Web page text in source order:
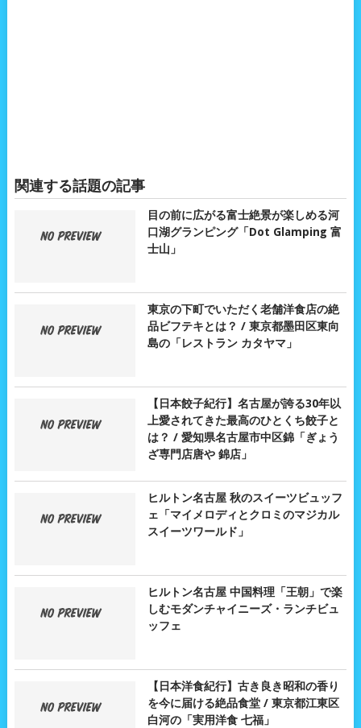
関連する話題の記事
目の前に広がる富士絶景が楽しめる河
口湖グランピング「Dot Glamping 富
士山」
東京の下町でいただく老舗洋食店の絶
品ビフテキとは？ / 東京都墨田区東向
島の「レストラン カタヤマ」
【日本餃子紀行】名古屋が誇る30年以
上愛されてきた最高のひとくち餃子と
は？ / 愛知県名古屋市中区錦「ぎょう
ざ専門店唐や 錦店」
ヒルトン名古屋 秋のスイーツビュッフ
ェ「マイメロディとクロミのマジカル
スイーツワールド」
ヒルトン名古屋 中国料理「王朝」で楽
しむモダンチャイニーズ・ランチビュ
ッフェ
【日本洋食紀行】古き良き昭和の香り
を今に届ける絶品食堂 / 東京都江東区
白河の「実用洋食 七福」